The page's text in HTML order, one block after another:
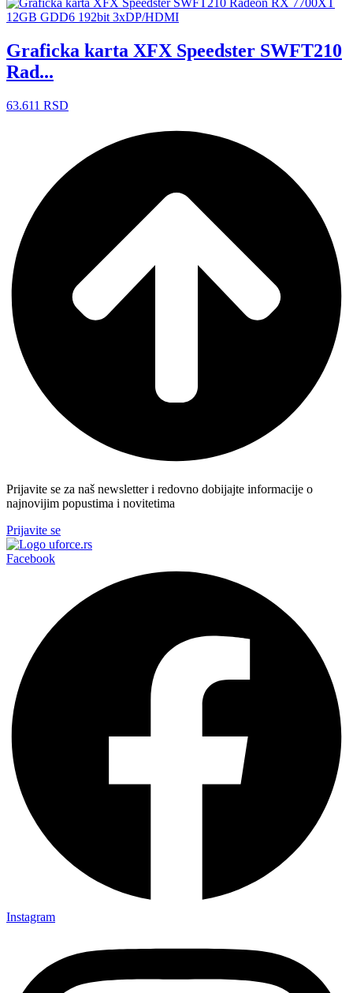
Graficka karta XFX Speedster SWFT210
Rad...
63.611 RSD
Prijavite se za naš newsletter i redovno dobijajte informacije o
najnovijim popustima i novitetima
Prijavite se
Facebook
Instagram